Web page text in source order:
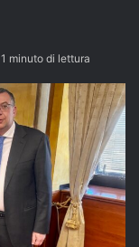
1 minuto di lettura